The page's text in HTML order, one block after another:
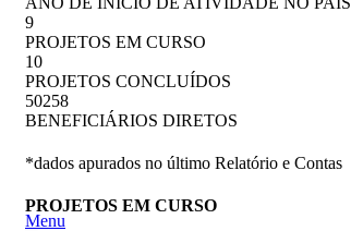
Menu
9
PROJETOS EM CURSO
10
PROJETOS CONCLUÍDOS
50258
BENEFICIÁRIOS DIRETOS
*dados apurados no último Relatório e Contas
PROJETOS EM CURSO